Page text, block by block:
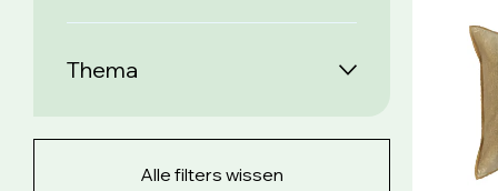
Thema
Alle filters wissen